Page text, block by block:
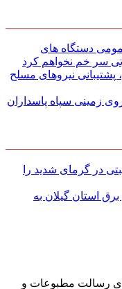
دستگاه های
سر خم نخواهم کرد
نیرو‌های مسلح
زمینی سپاه پاسداران
در گرمای شدید را
استان گیلان به
رسالت مطبوعات و